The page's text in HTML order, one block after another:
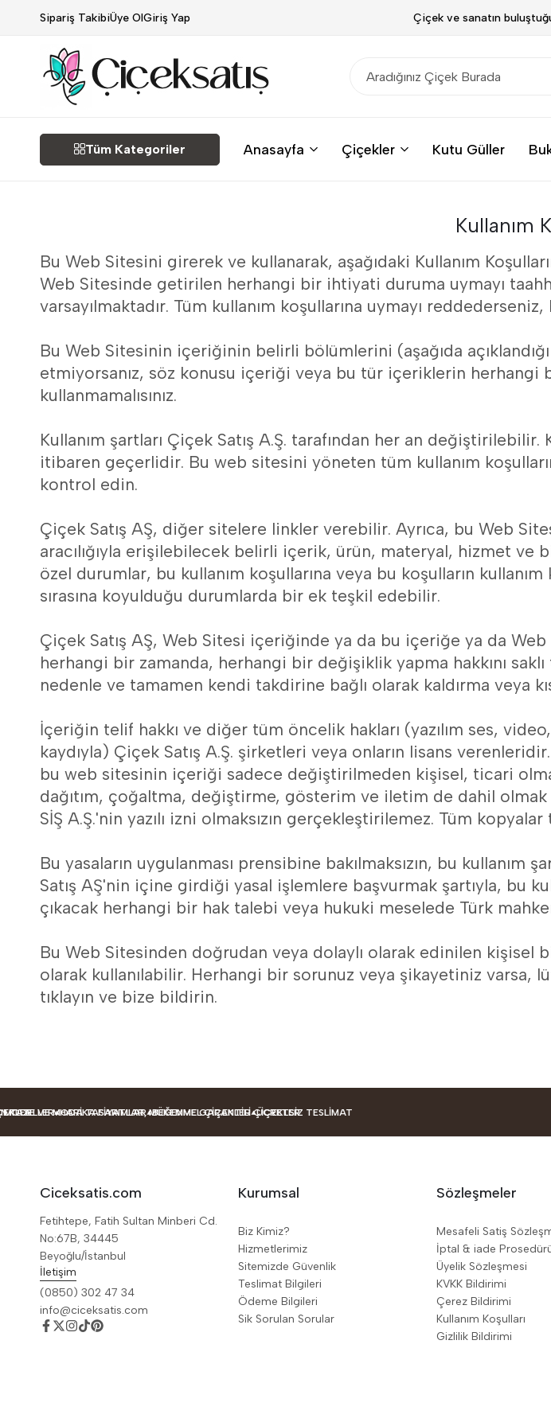
Sipariş TakibiÜye OlGiriş Yap Çiçek ve sanatın
Çiçek
Tüm Kategoriler Anasayfa Çiçekler Kutu Güller
Kullanım
Bu Web Sitesini girerek ve kullanarak, aşağıdaki Kullanım
Web Sitesinde getirilen herhangi bir ihtiyati duruma uymayı
varsayılmaktadır. Tüm kullanım koşullarına uymayı reddederseniz,
Bu Web Sitesinin içeriğinin belirli bölümlerini (aşağıda
etmiyorsanız, söz konusu içeriği veya bu tür içeriklerin
kullanmamalısınız.
Kullanım şartları Çiçek Satış A.Ş. tarafından her an
itibaren geçerlidir. Bu web sitesini yöneten tüm kullanım
kontrol edin.
Çiçek Satış AŞ, diğer sitelere linkler verebilir. Ayrıca, bu Web
aracılığıyla erişilebilecek belirli içerik, ürün, materyal, hizmet ve
özel durumlar, bu kullanım koşullarına veya bu koşulların
sırasına koyulduğu durumlarda bir ek teşkil edebilir.
Çiçek Satış AŞ, Web Sitesi içeriğinde ya da bu içeriğe ya da
herhangi bir zamanda, herhangi bir değişiklik yapma hakkını
nedenle ve tamamen kendi takdirine bağlı olarak kaldırma veya
İçeriğin telif hakkı ve diğer tüm öncelik hakları (yazılım ses,
kaydıyla) Çiçek Satış A.Ş. şirketleri veya onların lisans
bu web sitesinin içeriği sadece değiştirilmeden kişisel, ticari
dağıtım, çoğaltma, değiştirme, gösterim ve iletim de dahil
SİŞ A.Ş.'nin yazılı izni olmaksızın gerçekleştirilemez. Tüm
Bu yasaların uygulanması prensibine bakılmaksızın, bu
Satış AŞ'nin içine girdiği yasal işlemlere başvurmak şartıyla, bu
çıkacak herhangi bir hak talebi veya hukuki meselede Türk
Bu Web Sitesinden doğrudan veya dolaylı olarak edinilen kişisel
olarak kullanılabilir. Herhangi bir sorunuz veya şikayetiniz
tıklayın ve bize bildirin.
HARIKA FIYATLAR, MÜKEMMEL ÇIÇEKLER ÜCRETSIZ TESLIMAT
VE MODA TASARIMLAR BEĞENME GARANTILI ÇIÇEKLER
Ciceksatis.com
Fetihtepe, Fatih Sultan Minberi Cd.
No:67B, 34445
Beyoğlu/İstanbul
İletişim
(0850) 302 47 34
info@ciceksatis.com
Kurumsal
Biz Kimiz?
Hizmetlerimiz
Sitemizde Güvenlik
Teslimat Bilgileri
Ödeme Bilgileri
Sik Sorulan Sorular
Sözleşmeler
Mesafeli Satiş
İptal & iade
Üyelik Sözleşmesi
KVKK Bildirimi
Çerez Bildirimi
Kullanım Koşulları
Gizlilik Bildirimi